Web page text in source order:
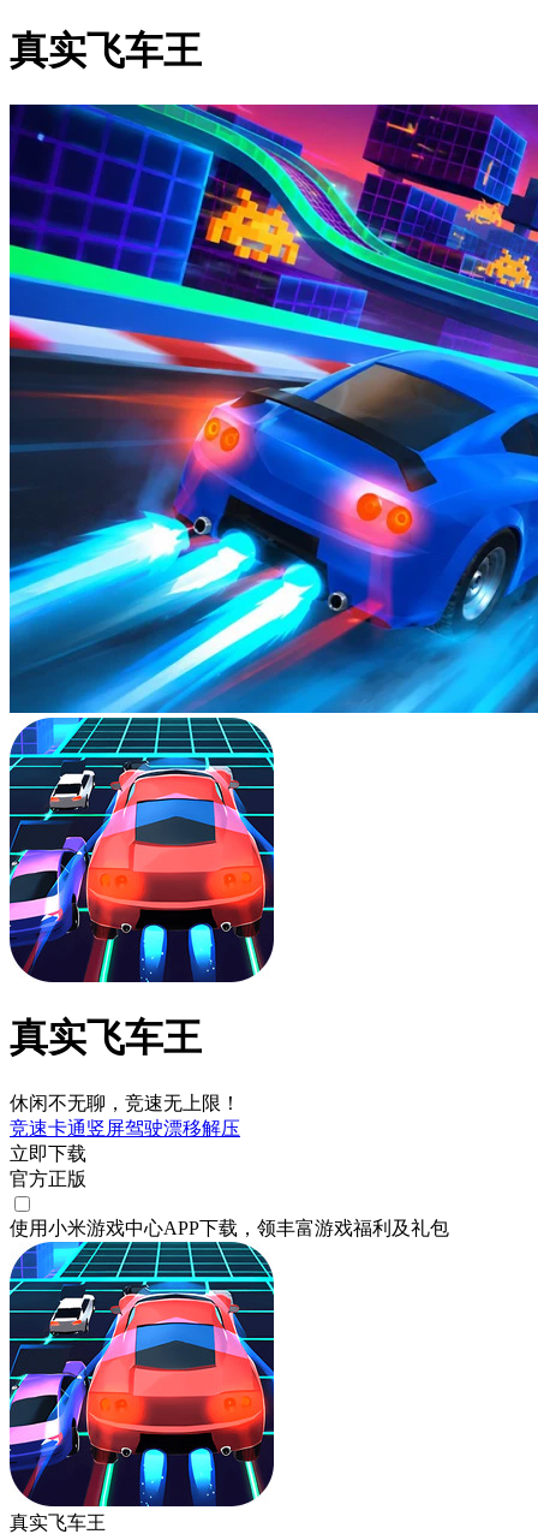
真实飞车王
真实飞车王
休闲不无聊，竞速无上限！
竞速卡通竖屏驾驶漂移解压
立即下载
官方正版
使用小米游戏中心APP下载 ，领丰富游戏福利 及礼包
真实飞车王